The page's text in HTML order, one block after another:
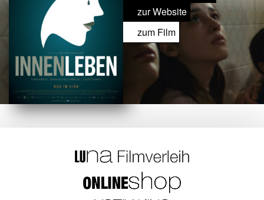
zur Website
zum Film